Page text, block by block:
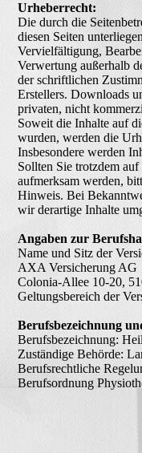
Urheberrecht:
Die durch die
diesen Seiten
Vervielfältigung,
Verwertung außerhalb
der schriftlichen
Erstellers. Downloads
privaten, nicht
Soweit die Inhalte auf
wurden, werden die
Insbesondere werden
Sollten Sie trotzdem
aufmerksam werden,
Hinweis. Bei
wir derartige Inhalte
Angaben zur
Name und Sitz der
AXA Versicherung AG
Colonia-Allee 10-20,
Geltungsbereich der
Berufsbezeichnung
Berufsbezeichnung:
Zuständige Behörde:
Berufsrechtliche
Berufsordnung